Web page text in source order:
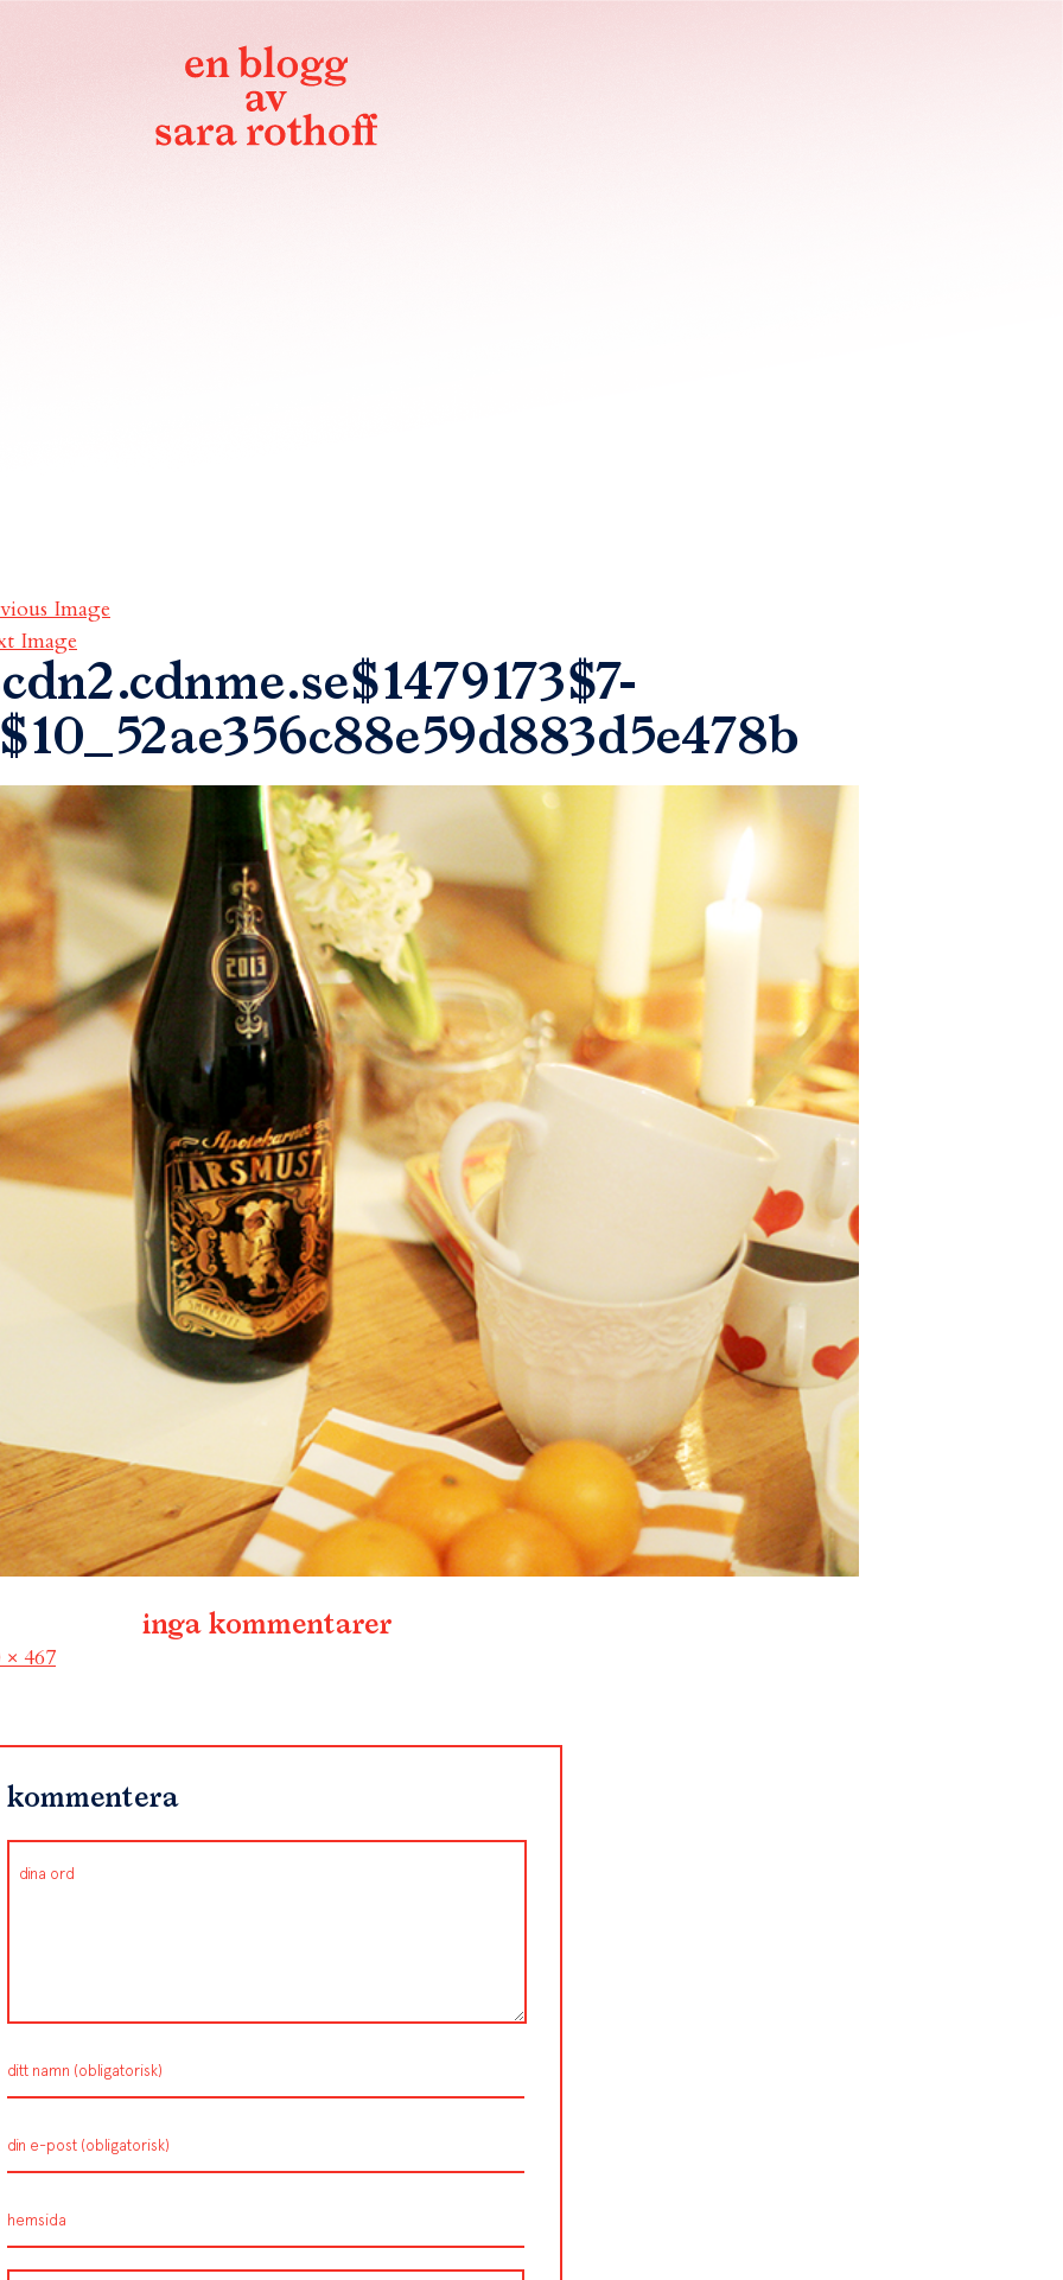
Image
Image
inga kommentarer
× 467
kommentera